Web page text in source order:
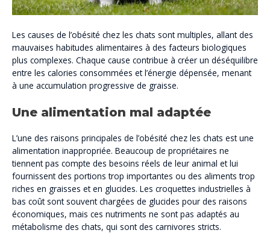
Les causes de l’obésité chez les chats sont multiples, allant des
mauvaises habitudes alimentaires à des facteurs biologiques
plus complexes. Chaque cause contribue à créer un déséquilibre
entre les calories consommées et l’énergie dépensée, menant
à une accumulation progressive de graisse.
Une alimentation mal adaptée
L’une des raisons principales de l’obésité chez les chats est une
alimentation inappropriée. Beaucoup de propriétaires ne
tiennent pas compte des besoins réels de leur animal et lui
fournissent des portions trop importantes ou des aliments trop
riches en graisses et en glucides. Les croquettes industrielles à
bas coût sont souvent chargées de glucides pour des raisons
économiques, mais ces nutriments ne sont pas adaptés au
métabolisme des chats, qui sont des carnivores stricts.